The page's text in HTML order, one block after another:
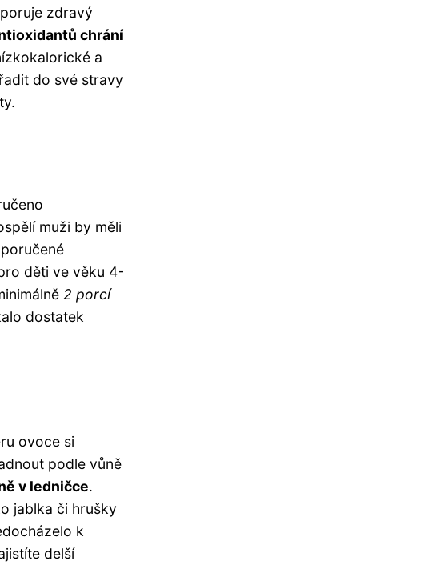
zdravý
chrání
a
do své stravy
muži by měli
děti ve věku 4-
2 porcí
dostatek
ovoce si
podle vůně
v ledničce.
jablka či hrušky
k
delší